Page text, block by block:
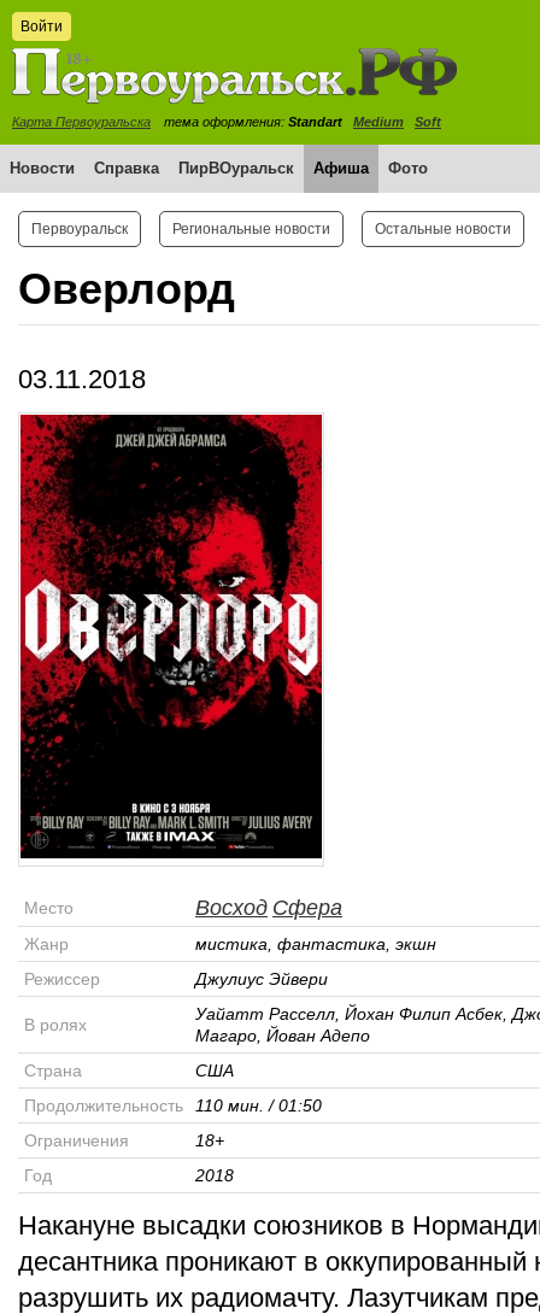
Войти
Карта Первоуральска тема оформления: Standart Medium Soft
Новости Справка ПирВОуральск Афиша Фото
Первоуральск Региональные новости Остальные новости
Оверлорд
03.11.2018
Место Восход Сфера
Жанр
мистика, фантастика, экшн
Режиссер
Джулиус Эйвери
В ролях
Уайатт Расселл, Йохан Филип Асбек,
Магаро, Йован Адепо
Страна
США
Продолжительность
110 мин. / 01:50
Ограничения
18+
Год
2018
Накануне высадки союзников в
десантника проникают в
разрушить их радиомачту. Лазутчикам